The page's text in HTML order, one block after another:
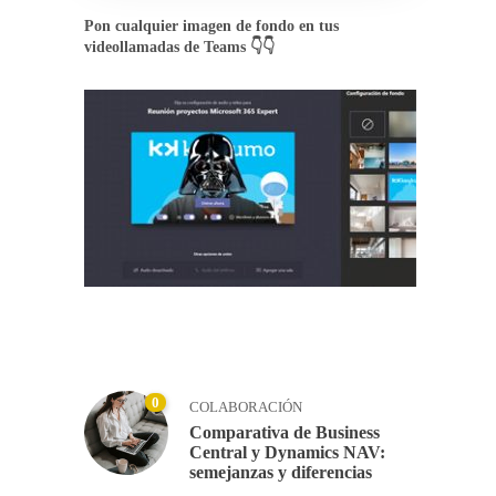
Pon cualquier imagen de fondo en tus
videollamadas de Teams 👇👇
0 COLABORACIÓN
Comparativa de Business
Central y Dynamics NAV:
semejanzas y diferencias